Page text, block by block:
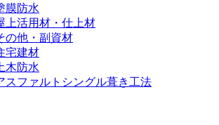
膜防水
上活用材・仕上材
の他・副資材
宅建材
木防水
スファルトシングル葺き工法